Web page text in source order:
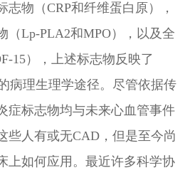
志物（CRP和纤维蛋白原），
（Lp-PLA2和MPO），以及全
15），上述标志物反映了
病理生理学途径。尽管依据传
症标志物均与未来心血管事件
些人有或无CAD，但是至今尚
上如何应用。最近许多科学协